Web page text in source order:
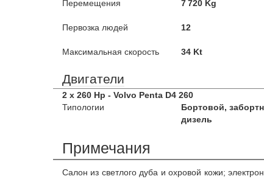
Перемещения 7 720 Kg
Первозка людей 12
Максимальная скорость 34 Kt
Двигатели
2 x 260 Hp - Volvo Penta D4 260
Типологии
Бортовой,
дизель
Примечания
Салон из светлого дуба и охровой кожи;